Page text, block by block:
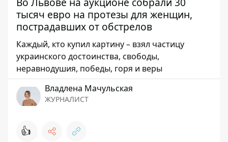
тысяч евро на протезы для женщин,
пострадавших от обстрелов
Каждый, кто купил картину – взял частицу
украинского достоинства, свободы,
неравнодушия, победы, горя и веры
Владлена Мачульская
ЖУРНАЛИСТ
👍